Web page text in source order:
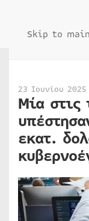
Skip to
23 Ιουνίου
Μία στις
εκατ.